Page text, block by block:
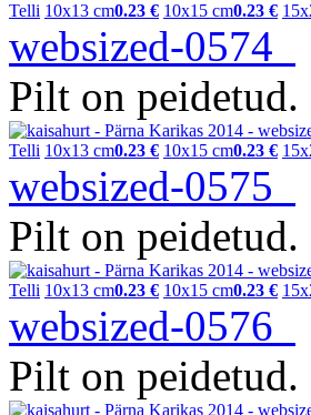
Telli 10x13 cm0.23 € 10x15 cm0.23 €
websized-0574
Pilt on peidetud.
Telli 10x13 cm0.23 € 10x15 cm0.23 €
websized-0575
Pilt on peidetud.
Telli 10x13 cm0.23 € 10x15 cm0.23 €
websized-0576
Pilt on peidetud.